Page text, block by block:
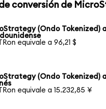
conversión de
(Ondo Tokenized)
equivale a 96,21 $
(Ondo Tokenized)
equivale a 15.232,85 ¥